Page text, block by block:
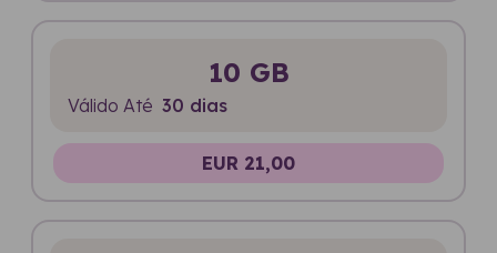
10 GB
Válido Até 30 dias
EUR 21,00